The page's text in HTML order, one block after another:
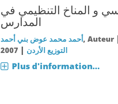
و المناخ التنظيمي في
المدارس
أحمد محمد عوض بني أحمد, Auteur
التوزيع الأردن |
2007
Plus d'information...